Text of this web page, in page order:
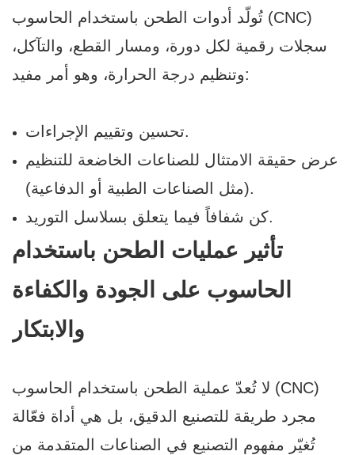
تُولّد أدوات الطحن باستخدام الحاسوب (CNC)
سجلات رقمية لكل دورة، ومسار القطع، والتآكل،
وتنظيم درجة الحرارة، وهو أمر مفيد:
تحسين وتقييم الإجراءات.
عرض حقيقة الامتثال للصناعات الخاضعة للتنظيم
(مثل الصناعات الطبية أو الدفاعية).
كن شفافاً فيما يتعلق بسلاسل التوريد.
تأثير عمليات الطحن باستخدام
الحاسوب على الجودة والكفاءة
والابتكار
لا تُعدّ عملية الطحن باستخدام الحاسوب (CNC)
مجرد طريقة للتصنيع الدقيق، بل هي أداة فعّالة
تُغيّر مفهوم التصنيع في الصناعات المتقدمة من